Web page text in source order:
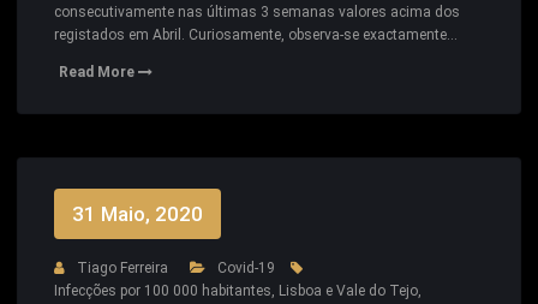
consecutivamente nas últimas 3 semanas valores acima dos
registados em Abril. Curiosamente, observa-se exactamente…
Read More
31 Maio, 2020
Tiago Ferreira
Covid-19
Infecções por 100 000 habitantes, Lisboa e Vale do Tejo,